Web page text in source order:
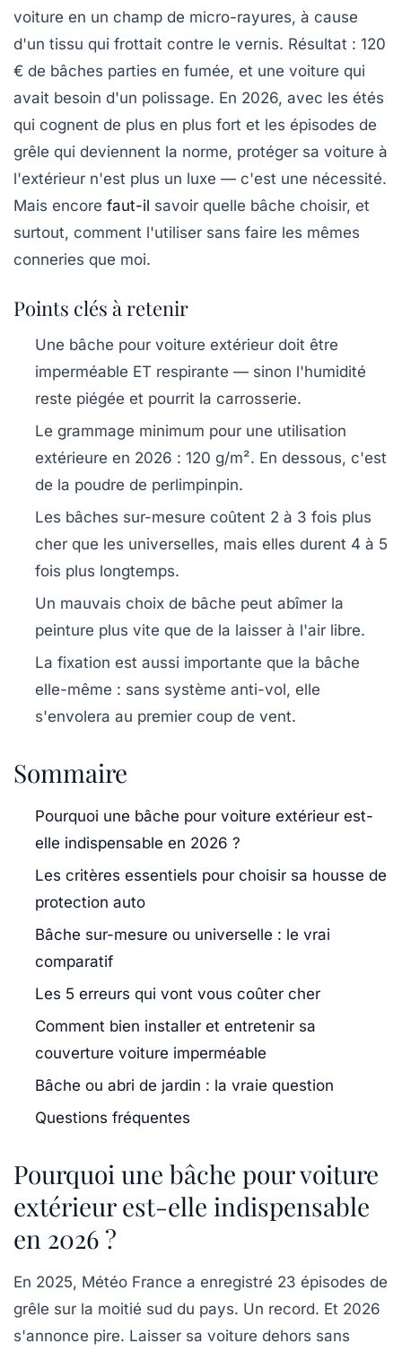
voiture en un champ de micro-rayures, à cause
d'un tissu qui frottait contre le vernis. Résultat : 120
€ de bâches parties en fumée, et une voiture qui
avait besoin d'un polissage. En 2026, avec les étés
qui cognent de plus en plus fort et les épisodes de
grêle qui deviennent la norme, protéger sa voiture à
l'extérieur n'est plus un luxe — c'est une nécessité.
Mais encore faut-il savoir quelle bâche choisir, et
surtout, comment l'utiliser sans faire les mêmes
conneries que moi.
Points clés à retenir
Une bâche pour voiture extérieur doit être
imperméable ET respirante — sinon l'humidité
reste piégée et pourrit la carrosserie.
Le grammage minimum pour une utilisation
extérieure en 2026 : 120 g/m². En dessous, c'est
de la poudre de perlimpinpin.
Les bâches sur-mesure coûtent 2 à 3 fois plus
cher que les universelles, mais elles durent 4 à 5
fois plus longtemps.
Un mauvais choix de bâche peut abîmer la
peinture plus vite que de la laisser à l'air libre.
La fixation est aussi importante que la bâche
elle-même : sans système anti-vol, elle
s'envolera au premier coup de vent.
Sommaire
Pourquoi une bâche pour voiture extérieur est-
elle indispensable en 2026 ?
Les critères essentiels pour choisir sa housse de
protection auto
Bâche sur-mesure ou universelle : le vrai
comparatif
Les 5 erreurs qui vont vous coûter cher
Comment bien installer et entretenir sa
couverture voiture imperméable
Bâche ou abri de jardin : la vraie question
Questions fréquentes
Pourquoi une bâche pour voiture
extérieur est-elle indispensable
en 2026 ?
En 2025, Météo France a enregistré 23 épisodes de
grêle sur la moitié sud du pays. Un record. Et 2026
s'annonce pire. Laisser sa voiture dehors sans